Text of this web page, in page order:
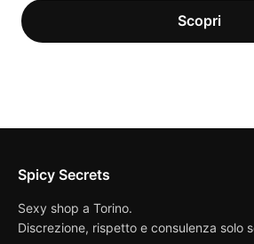
Spicy Secrets
Sexy shop a Torino.
Discrezione, rispetto e consulenza solo